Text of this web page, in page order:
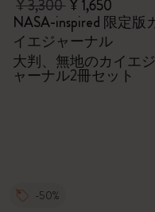
¥ 3,300¥ 1,650
NASA-inspired 限定版カ
イエジャーナル
大判、無地のカイエジ
ャーナル2冊セット
-50%